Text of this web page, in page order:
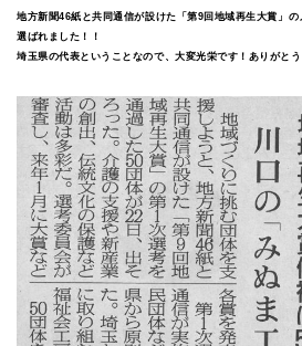
地方新聞46紙と共同通信が設けた「第9回地域再生大賞」
選ばれました！！
埼玉県の代表ということなので、大変光栄です！ありがとう